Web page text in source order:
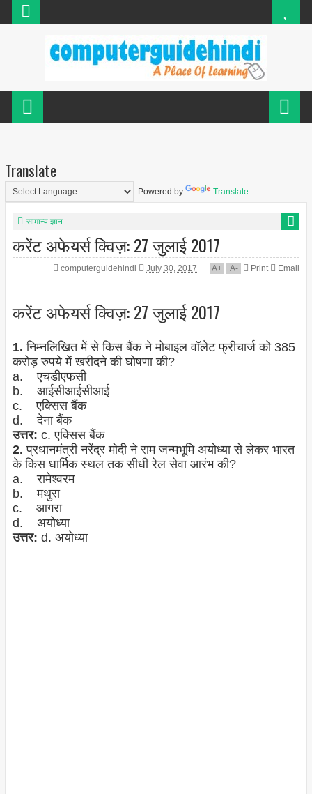
Translate
Powered by Translate
सामान्य ज्ञान
करेंट अफेयर्स क्विज़: 27 जुलाई 2017
computerguidehindi July 30, 2017 A+ A- Print Email
करेंट अफेयर्स क्विज़: 27 जुलाई 2017
1. निम्नलिखित में से किस बैंक ने मोबाइल वॉलेट फ्रीचार्ज को 385
करोड़ रुपये में खरीदने की घोषणा की?
a. एचडीएफसी
b. आईसीआईसीआई
c. एक्सिस बैंक
d. देना बैंक
उत्तर: c. एक्सिस बैंक
2. प्रधानमंत्री नरेंद्र मोदी ने राम जन्मभूमि अयोध्या से लेकर भारत
के किस धार्मिक स्थल तक सीधी रेल सेवा आरंभ की?
a. रामेश्वरम
b. मथुरा
c. आगरा
d. अयोध्या
उत्तर: d. अयोध्या